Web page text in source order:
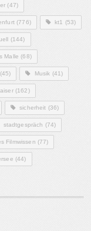
(47)
(776) kt1 (53)
(144)
Malle (68)
Musik (41)
(162)
sicherheit (36)
stadtgespräch (74)
Filmwissen (77)
(44)